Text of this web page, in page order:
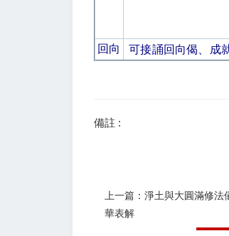
回向
可接誦回向偈、成
備註 :
上一篇：淨土與大圓滿修
華表解